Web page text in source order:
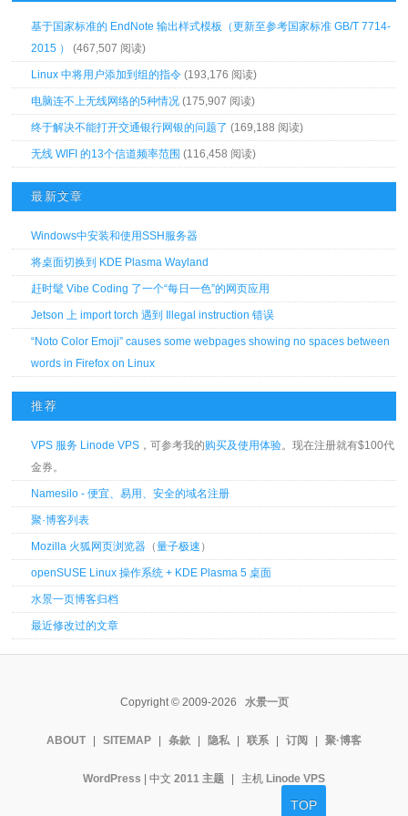
基于国家标准的 EndNote 输出样式模板（更新至参考国家标准 GB/T 7714-
2015 ）
(467,507 阅读)
Linux 中将用户添加到组的指令 (193,176 阅读)
电脑连不上无线网络的5种情况 (175,907 阅读)
终于解决不能打开交通银行网银的问题了 (169,188 阅读)
无线 WIFI 的13个信道频率范围 (116,458 阅读)
最新文章
Windows中安装和使用SSH服务器
将桌面切换到 KDE Plasma Wayland
赶时髦 Vibe Coding 了一个“每日一色”的网页应用
Jetson 上 import torch 遇到 Illegal instruction 错误
“Noto Color Emoji” causes some webpages showing no spaces between
words in Firefox on Linux
推荐
VPS 服务 Linode VPS ，可参考我的购买及使用体验。现在注册就有$100代
金券。
Namesilo - 便宜、易用、安全的域名注册
聚·博客列表
Mozilla 火狐网页浏览器 （量子极速 ）
openSUSE Linux 操作系统 + KDE Plasma 5 桌面
水景一页博客归档
最近修改过的文章
Copyright © 2009-2026 水景一页
ABOUT SITEMAP 条款 隐私 联系 订阅 聚·博客
WordPress | 中文 2011 主题 主机 Linode VPS
TOP